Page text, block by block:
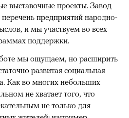
выставочные проекты. Завод
предприятий народно-
и мы участвуем во всех
поддержки.
мы ощущаем, но расширить
развитая социальная
Как во многих небольших
не хватает того, что
не только для